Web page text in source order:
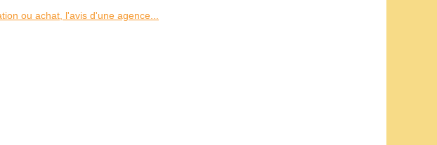
ou achat, l'avis d'une agence...